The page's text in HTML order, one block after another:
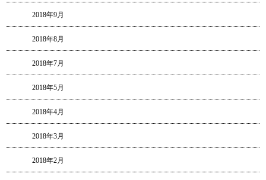
2018年9月
2018年8月
2018年7月
2018年5月
2018年4月
2018年3月
2018年2月